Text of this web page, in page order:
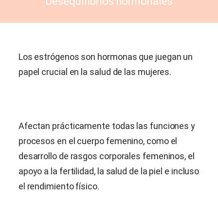
Los estrógenos son hormonas que juegan un
papel crucial en la salud de las mujeres.
Afectan prácticamente todas las funciones y
procesos en el cuerpo femenino, como el
desarrollo de rasgos corporales femeninos, el
apoyo a la fertilidad, la salud de la piel e incluso
el rendimiento físico.